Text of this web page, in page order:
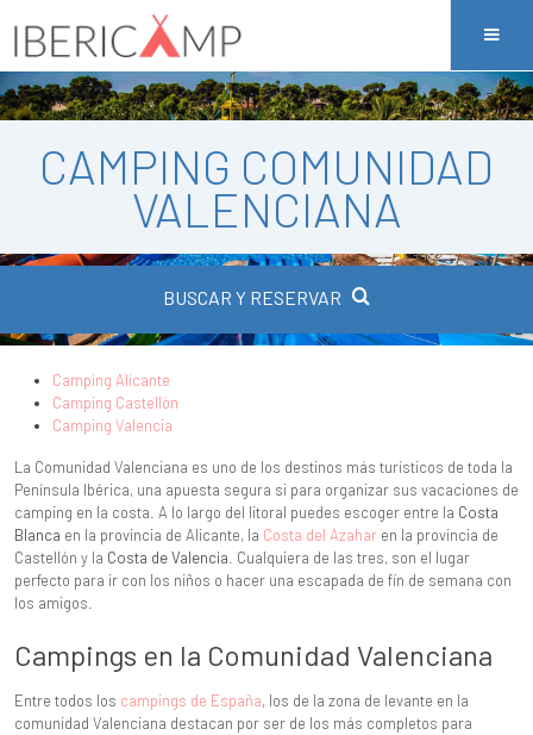
CAMPING COMUNIDAD
VALENCIANA
BUSCAR Y RESERVAR
Camping Alicante
Camping Castellón
Camping Valencia
La Comunidad Valenciana es uno de los destinos más turísticos de toda la
Península Ibérica, una apuesta segura si para organizar sus vacaciones de
camping en la costa. A lo largo del litoral puedes escoger entre la Costa
Blanca en la provincia de Alicante, la Costa del Azahar en la provincia de
Castellón y la Costa de Valencia . Cualquiera de las tres, son el lugar
perfecto para ir con los niños o hacer una escapada de fin de semana con
los amigos.
Campings en la Comunidad Valenciana
Entre todos los campings de España, los de la zona de levante en la
comunidad Valenciana destacan por ser de los más completos para